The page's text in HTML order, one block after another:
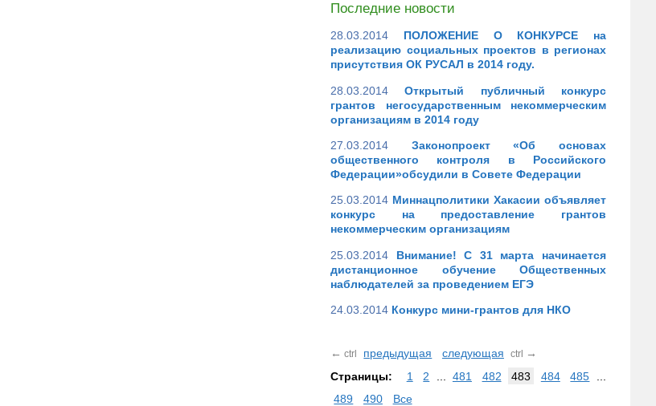
Последние новости
28.03.2014
ПОЛОЖЕНИЕ О КОНКУРСЕ на
реализацию социальных проектов в регионах
присутствия ОК РУСАЛ в 2014 году.
28.03.2014
Открытый публичный конкурс
грантов негосударственным некоммерческим
организациям в 2014 году
27.03.2014
Законопроект «Об основах
общественного контроля в Российского
Федерации»обсудили в Совете Федерации
25.03.2014 Миннацполитики Хакасии объявляет
конкурс на предоставление грантов
некоммерческим организациям
25.03.2014
Внимание! С 31 марта начинается
дистанционное обучение Общественных
наблюдателей за проведением ЕГЭ
24.03.2014 Конкурс мини-грантов для НКО
← ctrl предыдущая следующая ctrl →
Страницы:
1 2 481 482 483 484 485
489
490 Все